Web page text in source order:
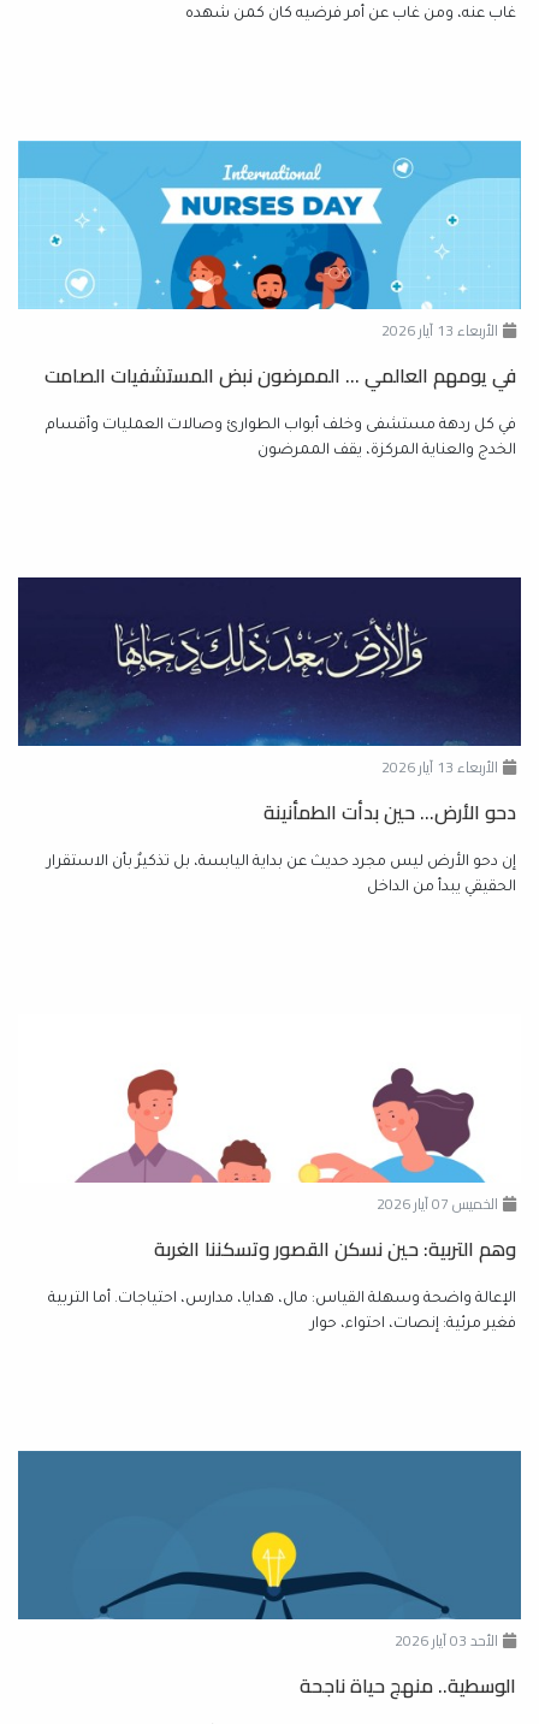
غاب عنه، ومن غاب عن أمر فرضيه كان كمن شهده
الأربعاء 13 آيار 2026
في يومهم العالمي ... الممرضون نبض المستشفيات الصامت
في كل ردهة مستشفى وخلف أبواب الطوارئ وصالات العمليات وأقسام
الخدج والعناية المركزة، يقف الممرضون
الأربعاء 13 آيار 2026
دحو الأرض… حين بدأت الطمأنينة
إن دحو الأرض ليس مجرد حديث عن بداية اليابسة، بل تذكيرٌ بأن الاستقرار
الحقيقي يبدأ من الداخل
الخميس 07 آيار 2026
وهم التربية: حين نسكن القصور وتسكننا الغربة
الإعالة واضحة وسهلة القياس: مال، هدايا، مدارس، احتياجات. أما التربية
فغير مرئية: إنصات، احتواء، حوار
الأحد 03 آيار 2026
الوسطية.. منهج حياة ناجحة